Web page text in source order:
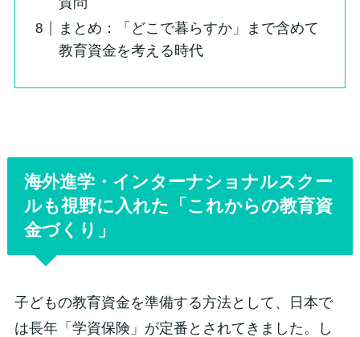
まとめ：「どこで暮らすか」まで含めて
教育資金を考える時代
海外進学・インターナショナルスクー
ルも視野に入れた「これからの教育資
金づくり」
子どもの教育資金を準備する方法として、日本で
は長年「学資保険」が定番とされてきました。し